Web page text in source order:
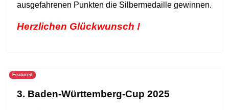
ausgefahrenen Punkten die Silbermedaille gewinnen.
Herzlichen Glückwunsch !
Featured
3. Baden-Württemberg-Cup 2025